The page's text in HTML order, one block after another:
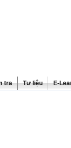
tra Tư liệu E-